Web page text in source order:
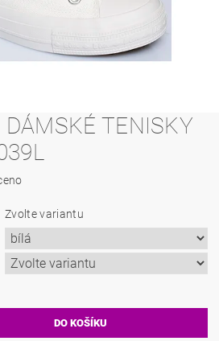
DÁMSKÉ TENISKY
Zvolte variantu